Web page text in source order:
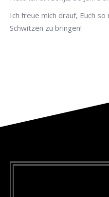
Ich freue mich drauf, Euch
Schwitzen zu bringen!